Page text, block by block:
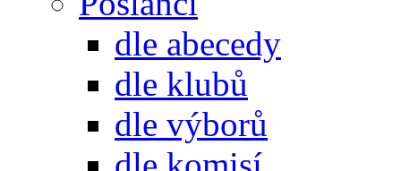
dle abecedy
dle klubů
dle výborů